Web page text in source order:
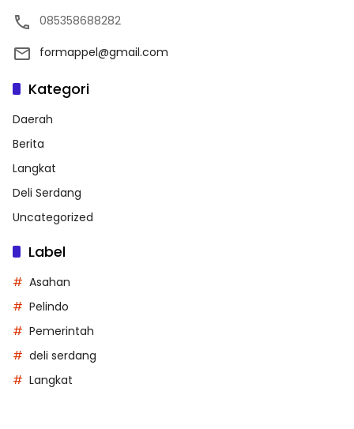
085358688282
formappel@gmail.com
Kategori
Daerah
Berita
Langkat
Deli Serdang
Uncategorized
Label
Asahan
Pelindo
Pemerintah
deli serdang
Langkat